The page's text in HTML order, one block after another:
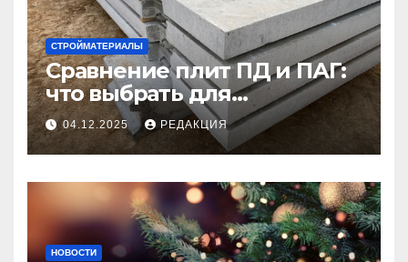
СТРОЙМАТЕРИАЛЫ
Сравнение плит ПД и ПАГ:
что выбрать для
долговечного и прочного
покрытия
04.12.2025 РЕДАКЦИЯ
НОВОСТИ